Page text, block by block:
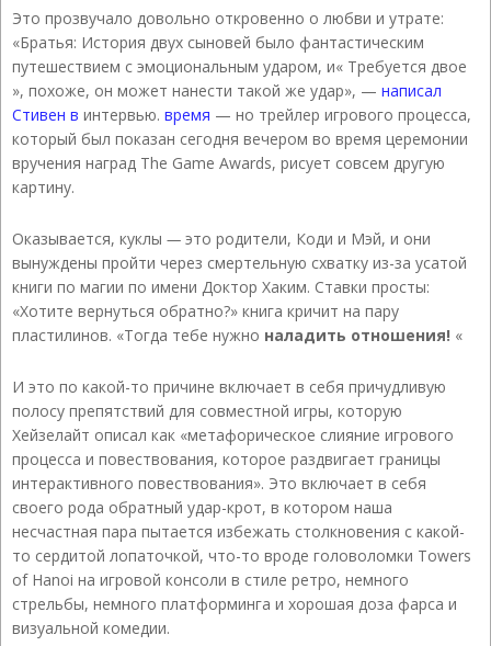
Это прозвучало довольно откровенно о любви и утрате:
«Братья: История двух сыновей было фантастическим
путешествием с эмоциональным ударом, и« Требуется двое
», похоже, он может нанести такой же удар», — написал
Стивен в интервью. время — но трейлер игрового процесса,
который был показан сегодня вечером во время церемонии
вручения наград The ​​Game Awards, рисует совсем другую
картину.
Оказывается, куклы — это родители, Коди и Мэй, и они
вынуждены пройти через смертельную схватку из-за усатой
книги по магии по имени Доктор Хаким. Ставки просты:
«Хотите вернуться обратно?» книга кричит на пару
пластилинов. «Тогда тебе нужно наладить отношения! «
И это по какой-то причине включает в себя причудливую
полосу препятствий для совместной игры, которую
Хейзелайт описал как «метафорическое слияние игрового
процесса и повествования, которое раздвигает границы
интерактивного повествования». Это включает в себя
своего рода обратный удар-крот, в котором наша
несчастная пара пытается избежать столкновения с какой-
то сердитой лопаточкой, что-то вроде головоломки Towers
of Hanoi на игровой консоли в стиле ретро, ​​немного
стрельбы, немного платформинга и хорошая доза фарса и
визуальной комедии.